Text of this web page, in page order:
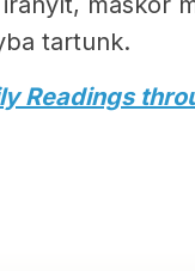
tartunk.
Readings